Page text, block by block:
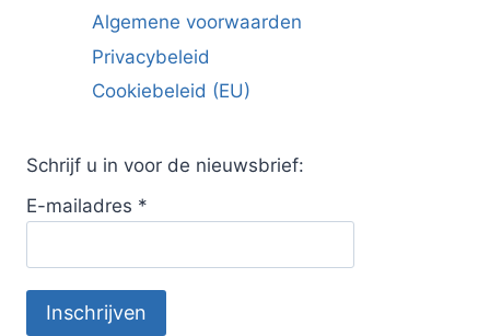
Algemene voorwaarden
Privacybeleid
Cookiebeleid (EU)
Schrijf u in voor de nieuwsbrief:
E-mailadres *